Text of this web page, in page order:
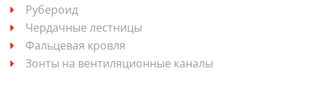
Рубероид
Чердачные лестницы
Фальцевая кровля
Зонты на вентиляционные каналы